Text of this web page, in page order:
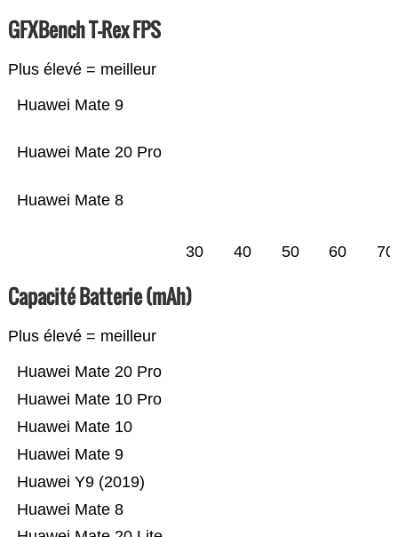
GFXBench T-Rex FPS
Plus élevé = meilleur
Huawei Mate 8
Huawei Mate 20 Pro
Huawei Mate 9
30 40 50 60 70
Capacité Batterie (mAh)
Plus élevé = meilleur
Huawei Mate 8
Huawei Y9 (2019)
Huawei Mate 9
Huawei Mate 10
Huawei Mate 10 Pro
Huawei Mate 20 Pro